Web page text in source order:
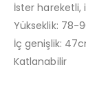
İster hareketli,
Yükseklik: 78-
İç genişlik:
Katlanabilir